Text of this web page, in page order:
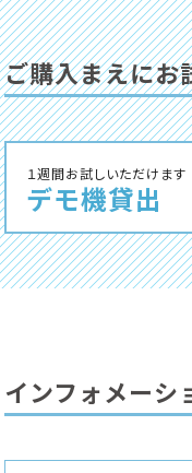
ご購⼊まえにお
１週間お試しいただけます
デモ機貸出
インフォメーシ